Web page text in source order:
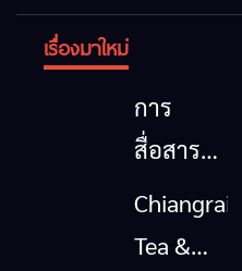
เรื่องมาใหม่
การ
สื่อสาร
โทรคมนาคม
กรณีภัย
Chiangrai
Tea &